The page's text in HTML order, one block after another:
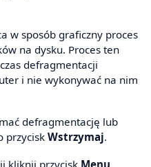
w sposób graficzny proces
na dysku. Proces ten
defragmentacji
i nie wykonywać na nim
defragmentację lub
przycisk Wstrzymaj.
kliknij przycisk Menu